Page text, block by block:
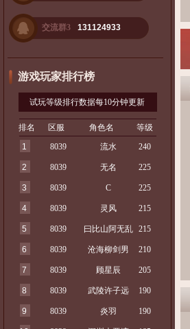
交流群3 131124933
游戏玩家排行榜
试玩等级排行数据每10分钟更新
排名 区服 角色名
等级
1
8039 流水 240
2 8039 无名 225
3 8039 C 225
4 8039 灵风 215
5 8039 曰比山阿无乱 215
6 8039 沧海柳剑男 210
7 8039 顾星辰 205
8 8039 武陵许子远 190
9 8039 炎羽 190